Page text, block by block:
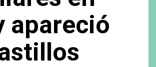
apareció